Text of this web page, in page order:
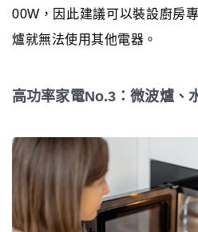
00W，因此建議可以裝設廚房
爐就無法使用其他電器。
高功率家電No.3：微波爐、